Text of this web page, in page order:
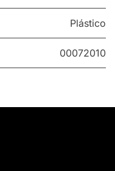
Plástico
00072010